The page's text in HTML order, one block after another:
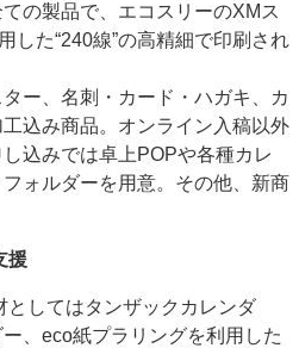
の製品で、エコスリーのXMス
した“240線”の高精細で印刷され
ー、名刺・カード・ハガキ、カ
込み商品。オンライン入稿以外
込みでは卓上POPや各種カレ
ォルダーを用意。その他、新商
援
してはタンザックカレンダ
、eco紙プラリングを利用した